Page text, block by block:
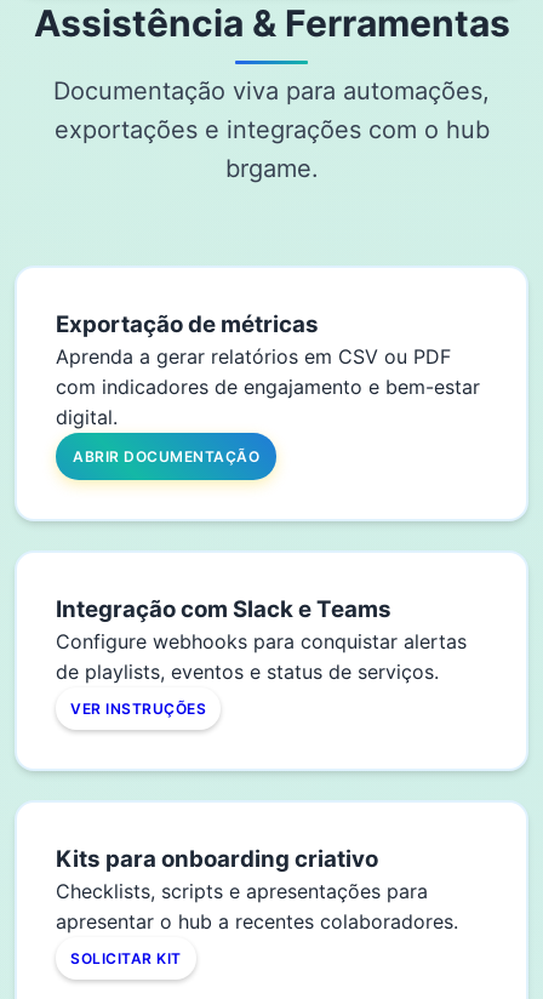
Assistência & Ferramentas
Documentação viva para automações,
exportações e integrações com o hub
brgame.
Exportação de métricas
Aprenda a gerar relatórios em CSV ou PDF
com indicadores de engajamento e bem-estar
digital.
ABRIR DOCUMENTAÇÃO
Integração com Slack e Teams
Configure webhooks para conquistar alertas
de playlists, eventos e status de serviços.
VER INSTRUÇÕES
Kits para onboarding criativo
Checklists, scripts e apresentações para
apresentar o hub a recentes colaboradores.
SOLICITAR KIT